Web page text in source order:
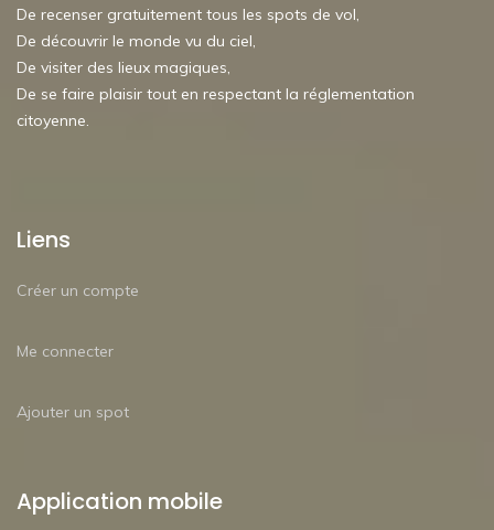
De recenser gratuitement tous les spots de vol,
De découvrir le monde vu du ciel,
De visiter des lieux magiques,
De se faire plaisir tout en respectant la réglementation
citoyenne.
Liens
Créer un compte
Me connecter
Ajouter un spot
Application mobile